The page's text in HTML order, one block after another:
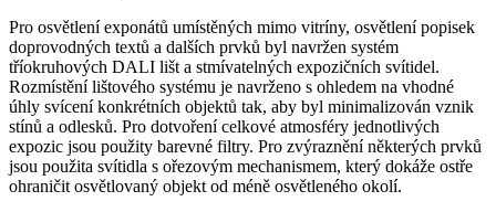
Pro osvětlení exponátů umístěných mimo vitríny, osvětlení popisek
doprovodných textů a dalších prvků byl navržen systém
tříokruhových DALI lišt a stmívatelných expozičních svítidel.
Rozmístění lištového systému je navrženo s ohledem na vhodné
úhly svícení konkrétních objektů tak, aby byl minimalizován vznik
stínů a odlesků. Pro dotvoření celkové atmosféry jednotlivých
expozic jsou použity barevné filtry. Pro zvýraznění některých prvků
jsou použita svítidla s ořezovým mechanismem, který dokáže ostře
ohraničit osvětlovaný objekt od méně osvětleného okolí.